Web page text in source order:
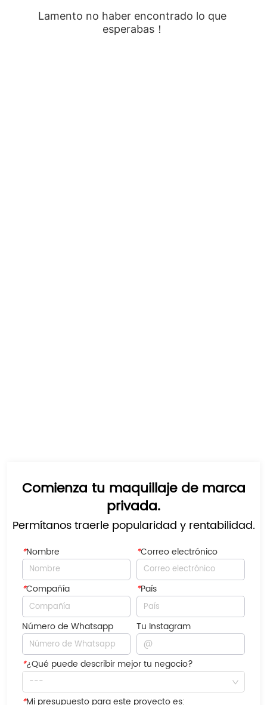
Lamento no haber encontrado lo que
esperabas！
Comienza tu maquillaje de marca
privada.
Permítanos traerle popularidad y rentabilidad.
*Nombre *Correo electrónico
*Compañía *País
Número de Whatsapp Tu Instagram
*¿Qué puede describir mejor tu negocio?
---
*Mi presupuesto para este proyecto es: